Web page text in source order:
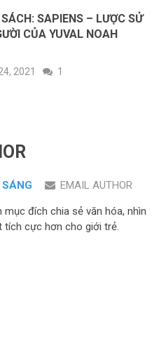
SÁCH: SAPIENS – LƯỢC SỬ
CỦA YUVAL NOAH
2021 1
SÁNG EMAIL AUTHOR
mục đích chia sẻ văn hóa, nhìn
tích cực hơn cho giới trẻ.